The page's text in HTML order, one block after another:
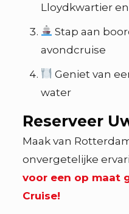
Lloydkwartier
Stap aan
avondcruise
Geniet van
water
Reserveer
Maak van
onvergetelijke
voor een op maat
Cruise!